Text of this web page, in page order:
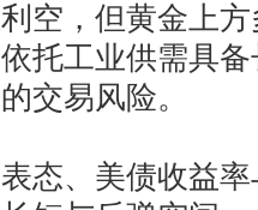
空，但黄金上
托工业供需具
交易风险。
、美债收益率